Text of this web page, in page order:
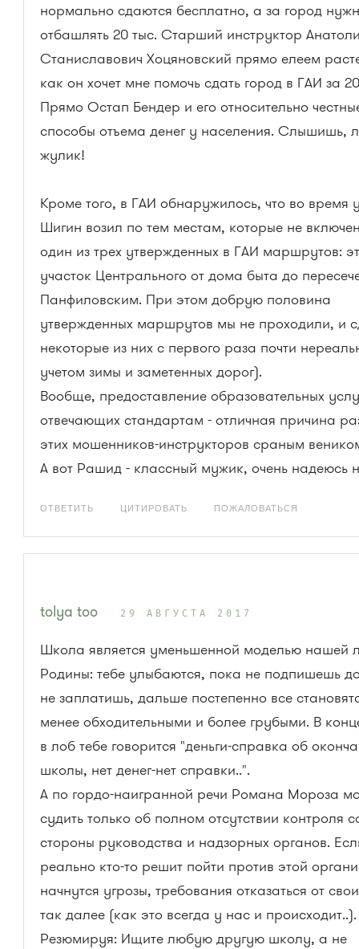
нормально сдаются бесплатно, а за город
отбашлять 20 тыс. Старший инструктор
Станиславович Хоцяновский прямо елеем
как он хочет мне помочь сдать город в ГАИ за
Прямо Остап Бендер и его относительно
способы отъема денег у населения. Слышишь,
жулик!
Кроме того, в ГАИ обнаружилось, что во время
Шигин возил по тем местам, которые не
один из трех утвержденных в ГАИ маршрутов:
участок Центрального от дома быта до
Панфиловским. При этом добрую половина
утвержденных маршрутов мы не проходили, и
некоторые из них с первого раза почти
учетом зимы и заметенных дорог).
Вообще, предоставление образовательных
отвечающих стандартам - отличная причина
этих мошенников-инструкторов сраным
А вот Рашид - классный мужик, очень надеюсь
ОТВЕТИТЬ ЦИТИРОВАТЬ ПОЖАЛОВАТЬСЯ
tolya too 29 АВГУСТА 2017
Школа является уменьшенной моделью нашей
Родины: тебе улыбаются, пока не подпишешь
не заплатишь, дальше постепенно все
менее обходительными и более грубыми. В
в лоб тебе говорится "деньги-справка об
школы, нет денег-нет справки..".
А по гордо-наигранной речи Романа Мороза
судить только об полном отсутствии контроля
стороны руководства и надзорных органов.
реально кто-то решит пойти против этой
начнутся угрозы, требования отказаться от
так далее (как это всегда у нас и происходит..).
Резюмируя: Ищите любую другую школу, а не